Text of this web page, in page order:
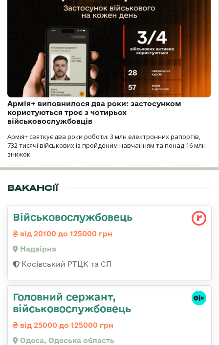
Армія+ виповнилося два роки: застосунком
користуються троє з чотирьох
військовослужбовців
Армія+ святкує два роки роботи: 3 млн електронних рапортів,
732 тисячі військових із пройденим навчанням та понад 16 млн
знижок.
ВАКАНСІЇ
Військовослужбовець
від 20100 до 125000 грн
Надвірна
Косівський РТЦК та СП
Головний сержант,
військовослужбовець
від 25000 до 125000 грн
Одеса, Одеська область